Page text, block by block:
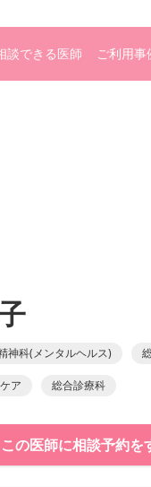
談できる医師 ご利用事
神科(メンタルヘルス)
ア 総合診療科
この医師に相談予約を